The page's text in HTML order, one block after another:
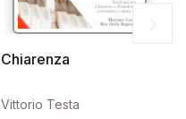
Chiarenza
Vittorio Testa